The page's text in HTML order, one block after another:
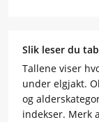
Slik leser du
Tallene viser
under elgjakt.
og
indekser. Merk